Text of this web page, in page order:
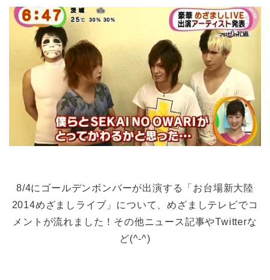
8/4にゴールデンボンバーが出演する「お台場新大陸
2014めざましライブ」について、めざましテレビでコ
メントが流れました！その他ニュース記事やTwitterな
ど(^-^)